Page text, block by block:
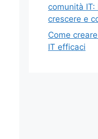
comunità
crescere e
Come
IT efficaci